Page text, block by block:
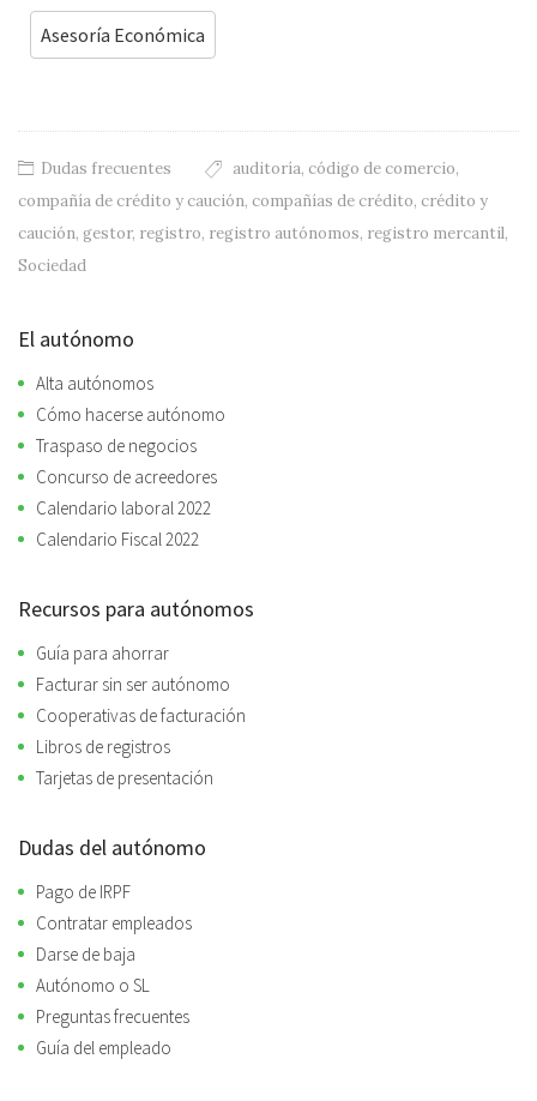
Asesoría Económica
Dudas frecuentes auditoría, código de comercio,
compañía de crédito y caución, compañías de crédito, crédito y
caución, gestor, registro, registro autónomos, registro mercantil,
Sociedad
El autónomo
Alta autónomos
Cómo hacerse autónomo
Traspaso de negocios
Concurso de acreedores
Calendario laboral 2022
Calendario Fiscal 2022
Recursos para autónomos
Guía para ahorrar
Facturar sin ser autónomo
Cooperativas de facturación
Libros de registros
Tarjetas de presentación
Dudas del autónomo
Pago de IRPF
Contratar empleados
Darse de baja
Autónomo o SL
Preguntas frecuentes
Guía del empleado